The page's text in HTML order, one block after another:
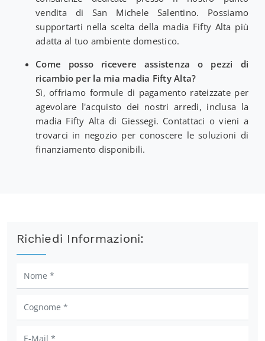
vendita di San Michele Salentino. Possiamo
supportarti nella scelta della madia Fifty Alta più
adatta al tuo ambiente domestico.
Come posso ricevere assistenza o pezzi di
ricambio per la mia madia Fifty Alta?
Sì, offriamo formule di pagamento rateizzate per
agevolare l'acquisto dei nostri arredi, inclusa la
madia Fifty Alta di Giessegi. Contattaci o vieni a
trovarci in negozio per conoscere le soluzioni di
finanziamento disponibili.
Richiedi Informazioni: